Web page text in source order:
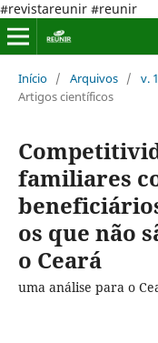
#revistareunir #reunir
Início / Arquivos / v.
Artigos científicos
familiares
os que não
o Ceará
uma análise para o